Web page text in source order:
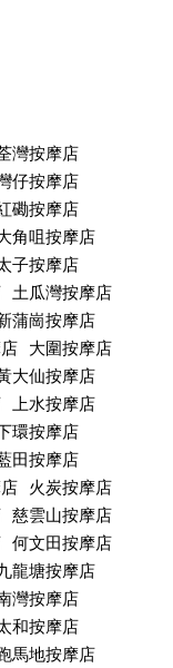
灣按摩店
仔按摩店
磡按摩店
角咀按摩店
子按摩店
土瓜灣按摩店
蒲崗按摩店
大圍按摩店
大仙按摩店
上水按摩店
環按摩店
田按摩店
火炭按摩店
慈雲山按摩店
何文田按摩店
龍塘按摩店
灣按摩店
和按摩店
馬地按摩店